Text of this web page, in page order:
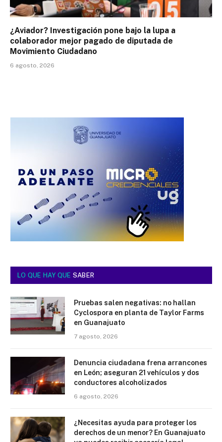
¿Aviador? Investigación pone bajo la lupa a
colaborador mejor pagado de diputada de
Movimiento Ciudadano
6 agosto, 2026
LO QUE HAY QUE SABER
Pruebas salen negativas: no hallan
Cyclospora en planta de Taylor Farms
en Guanajuato
7 agosto, 2026
Denuncia ciudadana frena arrancones
en León; aseguran 21 vehículos y dos
conductores alcoholizados
6 agosto, 2026
¿Necesitas ayuda para proteger los
derechos de un menor? En Guanajuato